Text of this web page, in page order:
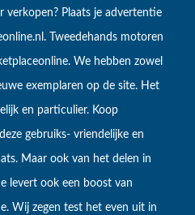
verkopen? Plaats je advertentie
Tweedehands motoren
We hebben zowel
exemplaren op de site. Het
en particulier. Koop
gebruiks- vriendelijke en
Maar ook van het delen in
levert ook een boost van
Wij zegen test het even uit in